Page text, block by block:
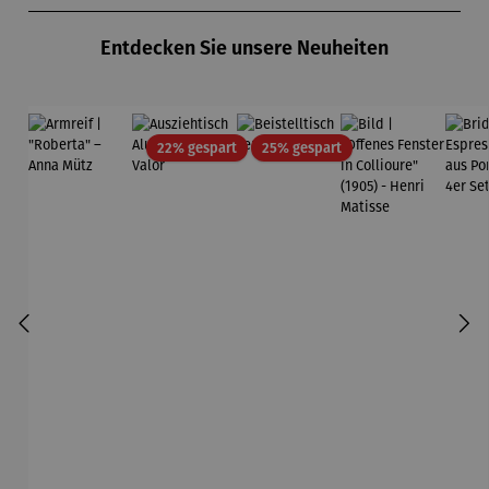
- SAXA
EditionEntdecken Sie unsere Neuheiten
22% gespartRabatt25% gespartRabatt